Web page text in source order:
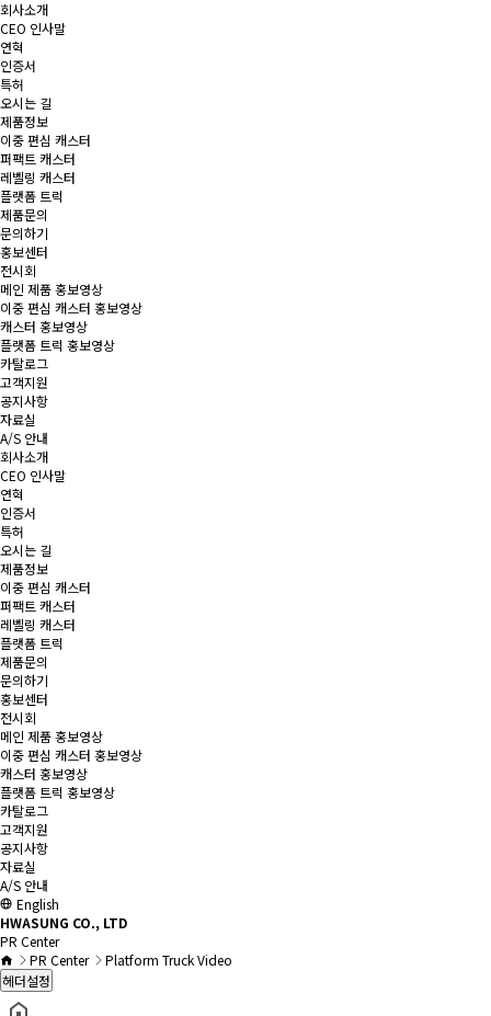
회사소개
CEO 인사말
연혁
인증서
특허
오시는 길
제품정보
이중 편심 캐스터
퍼팩트 캐스터
레벨링 캐스터
플랫폼 트럭
제품문의
문의하기
홍보센터
전시회
메인 제품 홍보영상
이중 편심 캐스터 홍보영상
캐스터 홍보영상
플랫폼 트럭 홍보영상
카탈로그
고객지원
공지사항
자료실
A/S 안내
회사소개
CEO 인사말
연혁
인증서
특허
오시는 길
제품정보
이중 편심 캐스터
퍼팩트 캐스터
레벨링 캐스터
플랫폼 트럭
제품문의
문의하기
홍보센터
전시회
메인 제품 홍보영상
이중 편심 캐스터 홍보영상
캐스터 홍보영상
플랫폼 트럭 홍보영상
카탈로그
고객지원
공지사항
자료실
A/S 안내
English
HWASUNG CO., LTD
PR Center
PR Center
Platform Truck Video
헤더설정